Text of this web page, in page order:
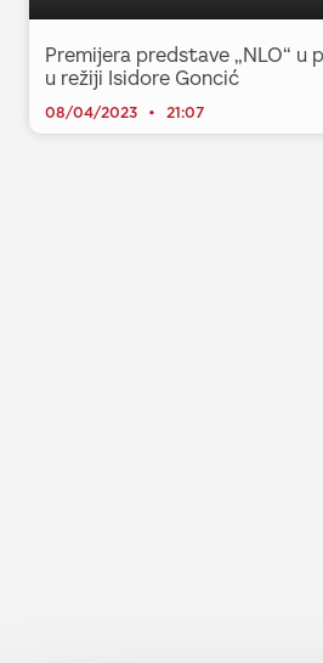
Premijera predstave „NLO“ u
u režiji Isidore Goncić
08/04/2023 21:07